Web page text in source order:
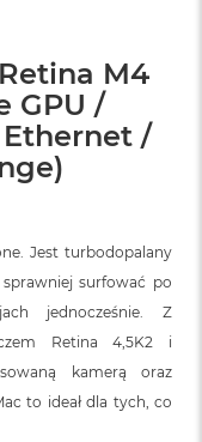
M4
GPU /
/
Jest turbodopalany
surfować po
jednocześnie. Z
Retina 4,5K2 i
kamerą oraz
to ideał dla tych, co